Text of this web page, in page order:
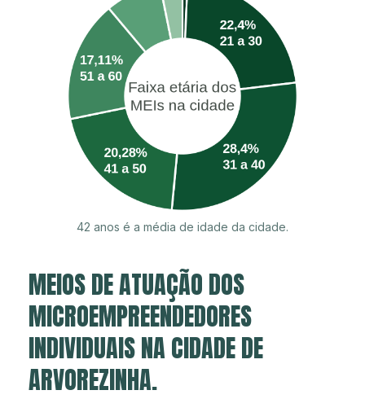
42 anos é a média de idade da cidade.
MEIOS DE ATUAÇÃO DOS
MICROEMPREENDEDORES
INDIVIDUAIS NA CIDADE DE
ARVOREZINHA.